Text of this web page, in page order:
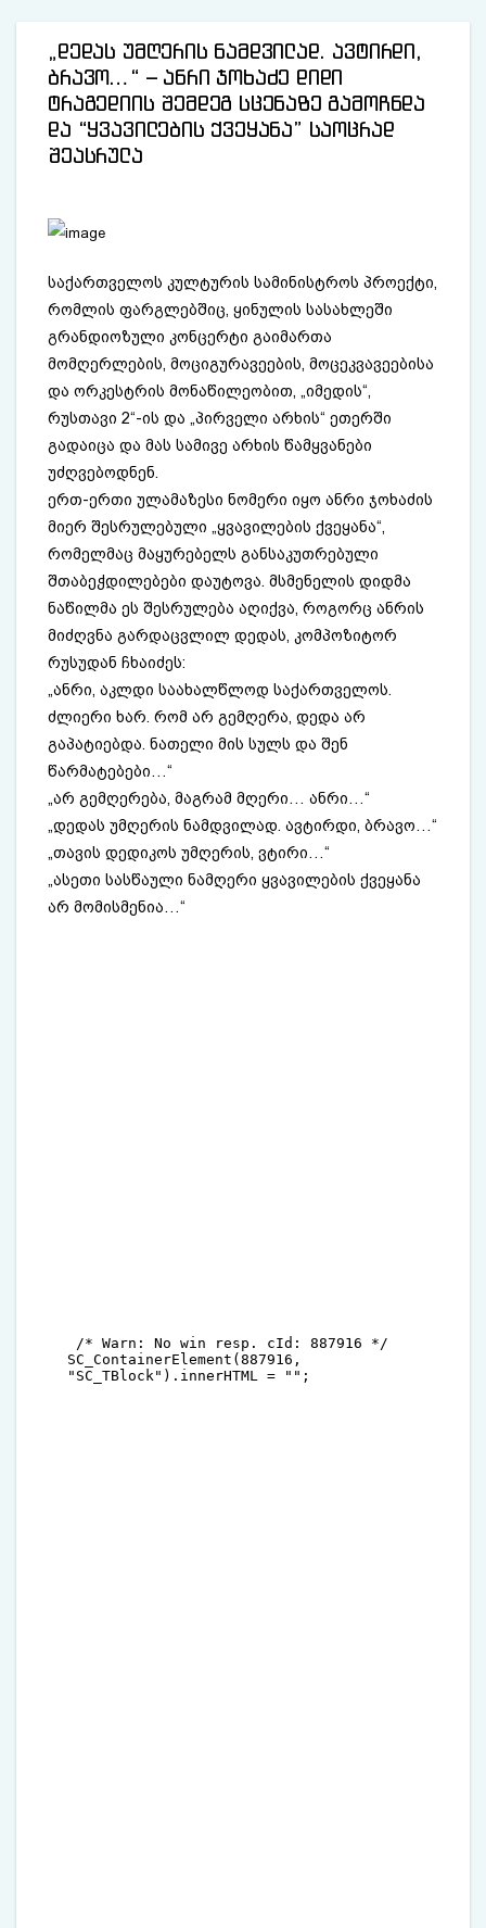
„დედას უმღერის ნამდვილად. ავტირდი,
ბრავო…“ – ანრი ჯოხაძე დიდი
ტრაგედიის შემდეგ სცენაზე გამოჩნდა
და “ყვავილების ქვეყანა” საოცრად
შეასრულა
საქართველოს კულტურის სამინისტროს პროექტი,
რომლის ფარგლებშიც, ყინულის სასახლეში
გრანდიოზული კონცერტი გაიმართა
მომღერლების, მოციგურავეების, მოცეკვავეებისა
და ორკესტრის მონაწილეობით, „იმედის“,
რუსთავი 2“-ის და „პირველი არხის“ ეთერში
გადაიცა და მას სამივე არხის წამყვანები
უძღვებოდნენ.
ერთ-ერთი ულამაზესი ნომერი იყო ანრი ჯოხაძის
მიერ შესრულებული „ყვავილების ქვეყანა“,
რომელმაც მაყურებელს განსაკუთრებული
შთაბეჭდილებები დაუტოვა. მსმენელის დიდმა
ნაწილმა ეს შესრულება აღიქვა, როგორც ანრის
მიძღვნა გარდაცვლილ დედას, კომპოზიტორ
რუსუდან ჩხაიძეს:
„ანრი, აკლდი საახალწლოდ საქართველოს.
ძლიერი ხარ. რომ არ გემღერა, დედა არ
გაპატიებდა. ნათელი მის სულს და შენ
წარმატებები…“
„არ გემღერება, მაგრამ მღერი… ანრი…“
„დედას უმღერის ნამდვილად. ავტირდი, ბრავო…“
„თავის დედიკოს უმღერის, ვტირი…“
„ასეთი სასწაული ნამღერი ყვავილების ქვეყანა
არ მომისმენია…“